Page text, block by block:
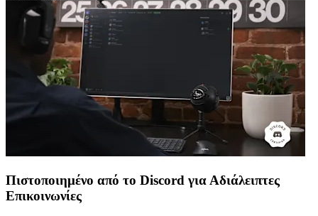
Πιστοποιημένο από το Discord για Αδιάλειπτες
Επικοινωνίες